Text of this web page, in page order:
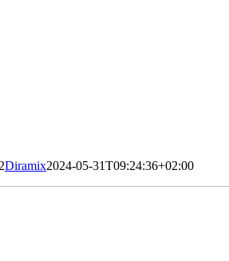
Diramix2024-05-31T09:24:36+02:00